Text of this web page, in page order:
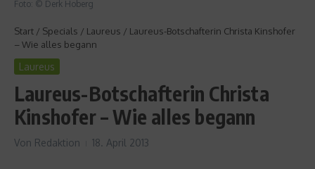
Foto: © Derk Hoberg
Start / Specials / Laureus / Laureus-Botschafterin Christa Kinshofer
– Wie alles begann
Laureus
Laureus-Botschafterin Christa
Kinshofer – Wie alles begann
Von Redaktion 18. April 2013